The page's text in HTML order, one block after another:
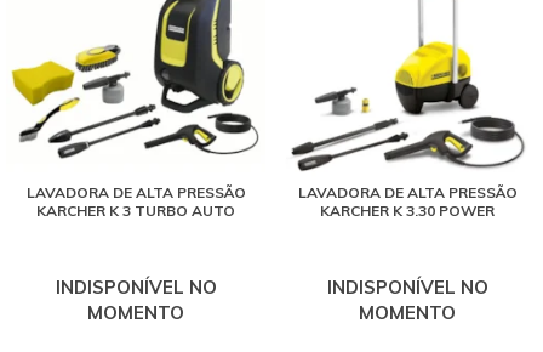
LAVADORA DE ALTA PRESSÃO
KARCHER K 3 TURBO AUTO
INDISPONÍVEL NO
MOMENTO
LAVADORA DE ALTA PRESSÃO
KARCHER K 3.30 POWER
INDISPONÍVEL NO
MOMENTO